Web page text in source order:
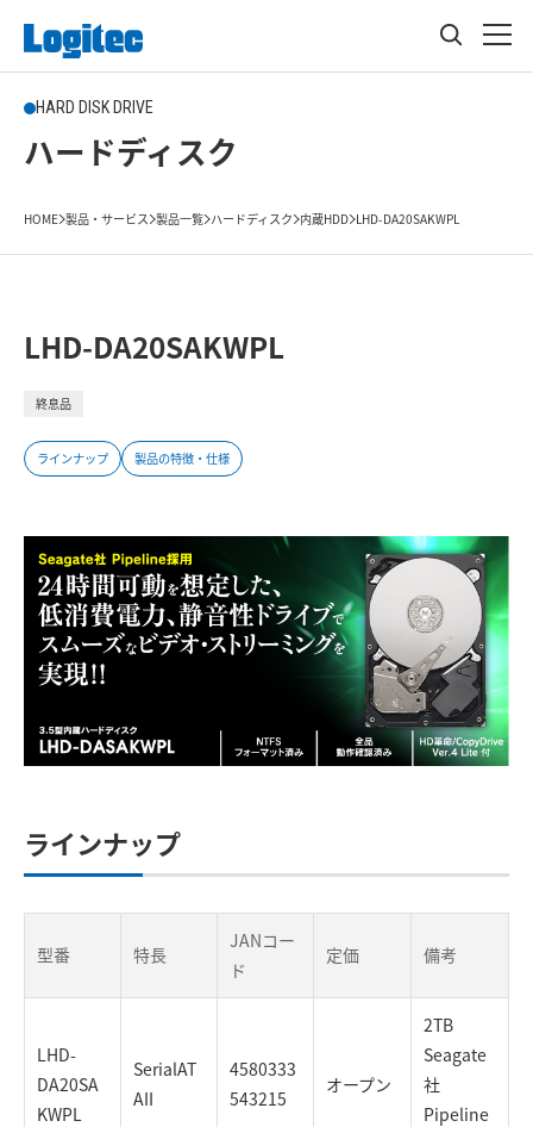
HARD DISK DRIVE
ハードディスク
HOME 製品・サービス 製品一覧 ハードディスク 内蔵HDD LHD-DA20SAKWPL
LHD-DA20SAKWPL
終息品
ラインナップ 製品の特徴・仕様
ラインナップ
型番 特長
JANコー
ド
定価 備考
LHD-
DA20SA
KWPL
SerialAT
AII
4580333
543215
オープン
2TB
Seagate
社
Pipeline